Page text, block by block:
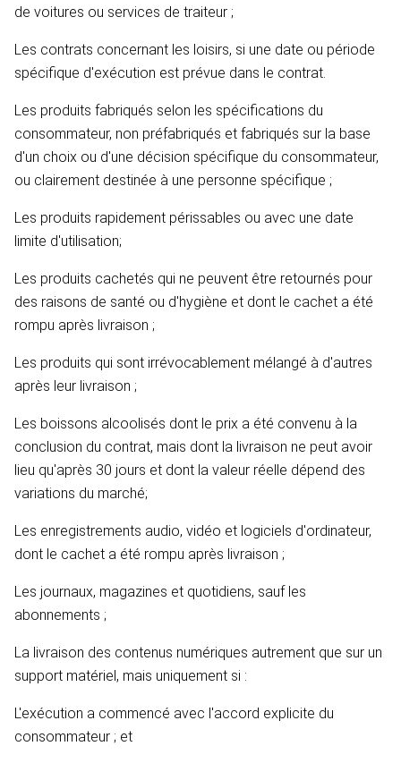
de voitures ou services de traiteur ;
Les contrats concernant les loisirs, si une date ou période
spécifique d'exécution est prévue dans le contrat.
Les produits fabriqués selon les spécifications du
consommateur, non préfabriqués et fabriqués sur la base
d'un choix ou d'une décision spécifique du consommateur,
ou clairement destinée à une personne spécifique ;
Les produits rapidement périssables ou avec une date
limite d'utilisation;
Les produits cachetés qui ne peuvent être retournés pour
des raisons de santé ou d'hygiène et dont le cachet a été
rompu après livraison ;
Les produits qui sont irrévocablement mélangé à d'autres
après leur livraison ;
Les boissons alcoolisés dont le prix a été convenu à la
conclusion du contrat, mais dont la livraison ne peut avoir
lieu qu'après 30 jours et dont la valeur réelle dépend des
variations du marché;
Les enregistrements audio, vidéo et logiciels d'ordinateur,
dont le cachet a été rompu après livraison ;
Les journaux, magazines et quotidiens, sauf les
abonnements ;
La livraison des contenus numériques autrement que sur un
support matériel, mais uniquement si :
L'exécution a commencé avec l'accord explicite du
consommateur ; et